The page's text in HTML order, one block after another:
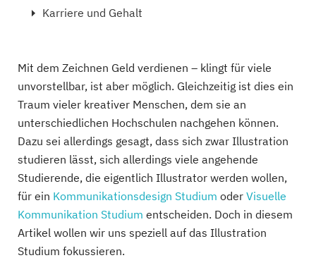
Karriere und Gehalt
Mit dem Zeichnen Geld verdienen – klingt für viele
unvorstellbar, ist aber möglich. Gleichzeitig ist dies ein
Traum vieler kreativer Menschen, dem sie an
unterschiedlichen Hochschulen nachgehen können.
Dazu sei allerdings gesagt, dass sich zwar Illustration
studieren lässt, sich allerdings viele angehende
Studierende, die eigentlich Illustrator werden wollen,
für ein Kommunikationsdesign Studium oder Visuelle
Kommunikation Studium entscheiden. Doch in diesem
Artikel wollen wir uns speziell auf das Illustration
Studium fokussieren.